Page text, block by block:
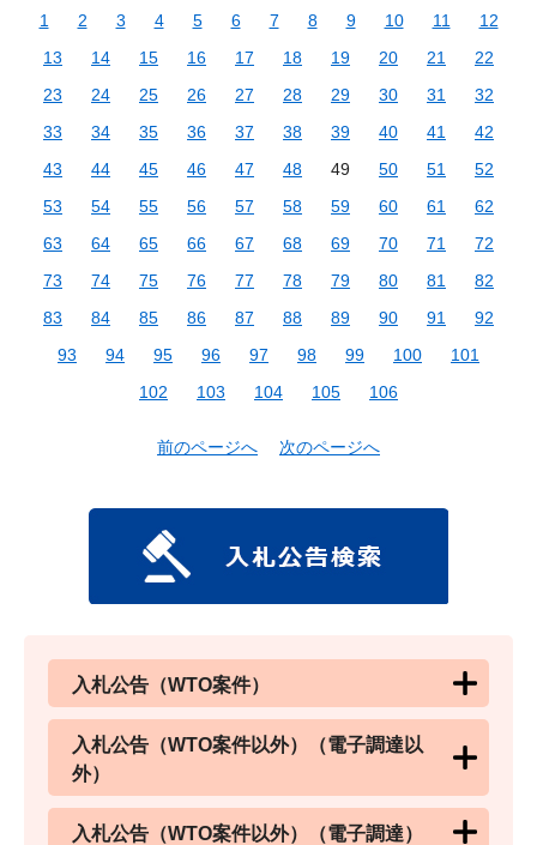
1 2 3 4 5 6 7 8 9 10 11
12
13
14 15 16 17 18 19 20 21
22
23
24 25 26 27 28 29 30 31
32
33
34 35 36 37 38 39 40 41
42
43
44 45 46 47 48 49 50 51
52
53
54 55 56 57 58 59 60 61
62
63
64 65 66 67 68 69 70 71
72
73
74 75 76 77 78 79 80 81
82
83
84 85 86 87 88 89 90 91
92
93
94 95 96 97 98 99 100
101
102
103 104 105 106
前のページへ 次のページへ
入札公告（WTO案件）
入札公告（WTO案件以外）（電子調達以
外）
入札公告（WTO案件以外）（電子調達）